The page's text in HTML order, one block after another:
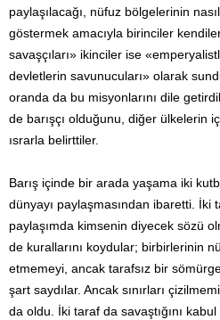
paylaşılacağı, nüfuz bölgelerinin
göstermek amacıyla birinciler
savaşçıları» ikinciler ise
devletlerin savunucuları» olarak
oranda da bu misyonlarını dile
de barışçı olduğunu, diğer ülkelerin
ısrarla belirttiler.
Barış içinde bir arada yaşama iki
dünyayı paylaşmasından ibaretti. İki
paylaşımda kimsenin diyecek sözü
de kurallarını koydular; birbirlerinin
etmemeyi, ancak tarafsız bir
şart saydılar. Ancak sınırları
da oldu. İki taraf da savaştığını